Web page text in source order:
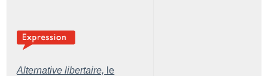
Alternative libertaire, le